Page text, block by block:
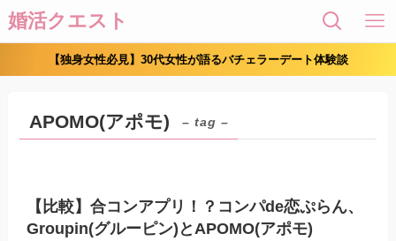
婚活クエスト
【独身女性必見】30代女性が語るバチェラーデート体験談
APOMO(アポモ) – tag –
【比較】合コンアプリ！？コンパde恋ぷらん、
Groupin(グルーピン)とAPOMO(アポモ)